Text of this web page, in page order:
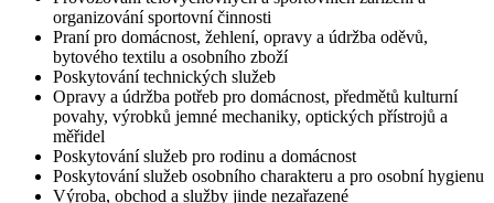
organizování sportovní činnosti
Praní pro domácnost, žehlení, opravy a údržba oděvů,
bytového textilu a osobního zboží
Poskytování technických služeb
Opravy a údržba potřeb pro domácnost, předmětů kulturní
povahy, výrobků jemné mechaniky, optických přístrojů a
měřidel
Poskytování služeb pro rodinu a domácnost
Poskytování služeb osobního charakteru a pro osobní hygienu
Výroba, obchod a služby jinde nezařazené